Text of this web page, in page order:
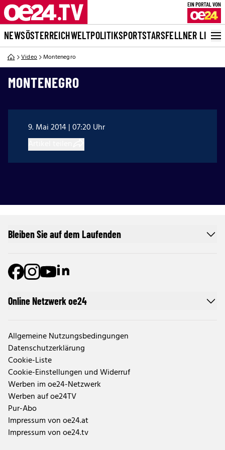
NEWSÖSTERREICHWELTPOLITIKSPORTSTARSFELLNER LIVE
Video Montenegro
MONTENEGRO
9. Mai 2014 | 07:20 Uhr
Online Netzwerk oe24
Allgemeine Nutzungsbedingungen
Datenschutzerklärung
Cookie-Liste
Cookie-Einstellungen und Widerruf
Werben im oe24-Netzwerk
Werben auf oe24TV
Pur-Abo
Impressum von oe24.at
Impressum von oe24.tv
Bleiben Sie auf dem Laufenden